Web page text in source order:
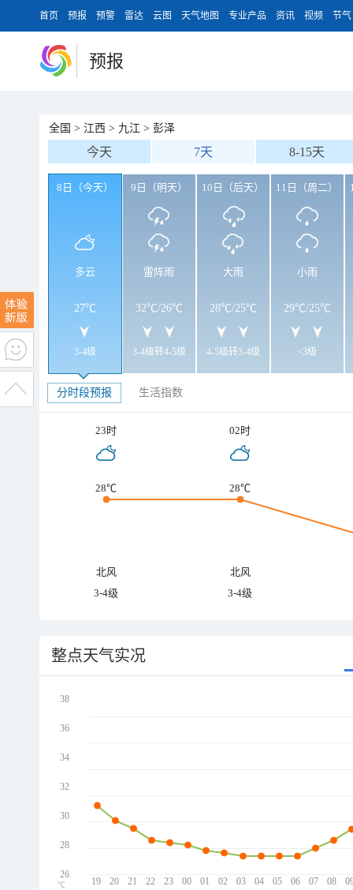
首页 预报 预警 雷达 云图 天气地图 专业产品 资讯 视频 节气
预报
全国 > 江西 > 九江 > 彭泽
今天 7天 8-15天
8日（今天）
多云
27℃
3-4级
9日（明天）
雷阵雨
32℃/26℃
3-4级转4-5级
10日（后天）
大雨
28℃/25℃
4-5级转3-4级
11日（周二）
小雨
29℃/25℃
<3级
分时段预报 生活指数
23时 02时
28℃ 28℃
北风
北风
3-4级
3-4级
整点天气实况
19 20 21 22 23 00 01 02 03 04 05 06 07 08
38
36
34
32
30
28
26
℃